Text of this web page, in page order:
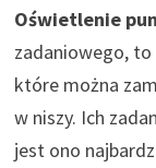
Oświetlenie
zadaniowego, to
które można
w niszy. Ich
jest ono